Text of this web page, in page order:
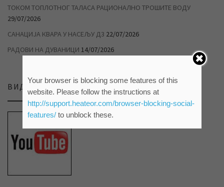
ТОКОМ ТОПЛОТНОГ ТАЛАСА РАЦИОНАЛНО ТРОШИТЕ ВОДУ
29/07/2026
САНАЦИЈА КВАРА У НАСЕЉУ Д3 22/07/2026
РАДОВИ НА ДУВАНИЦИ 14/07/2026
ВИДЕО ПРИЛОЗИ НА НАШЕМ ЈУТЈУБ КАНАЛУ
Your browser is blocking some features of this
website. Please follow the instructions at
http://support.heateor.com/browser-blocking-social-
features/to unblock these.